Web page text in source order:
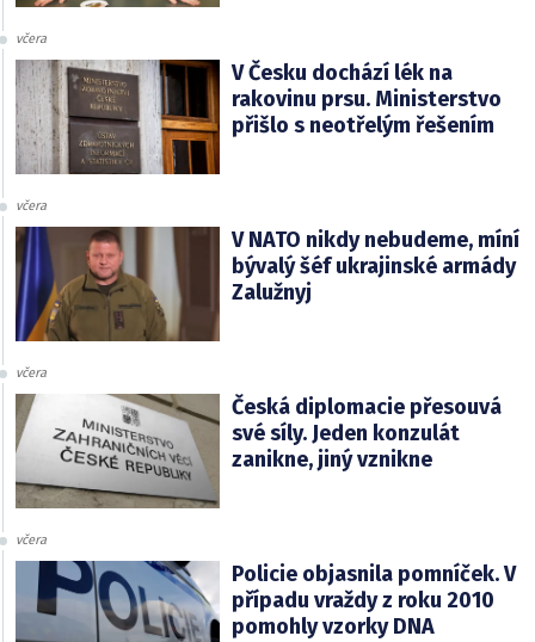
včera
V Česku dochází lék na
rakovinu prsu. Ministerstvo
přišlo s neotřelým řešením
včera
V NATO nikdy nebudeme, míní
bývalý šéf ukrajinské armády
Zalužnyj
včera
Česká diplomacie přesouvá
své síly. Jeden konzulát
zanikne, jiný vznikne
včera
Policie objasnila pomníček. V
případu vraždy z roku 2010
pomohly vzorky DNA